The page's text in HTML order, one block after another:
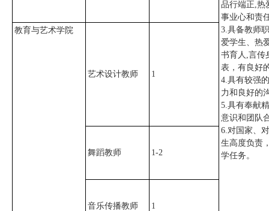
品行端正,热
事业心和责
3.具备教师
爱学生、热
书育人,言传
表，有良好
4.具有较强
力和良好的
5.具有奉献
意识和团队
6.对国家、
生高度负责
学任务。
教育与艺术学院
艺术设计教师 1
舞蹈教师 1-2
音乐传播教师 1